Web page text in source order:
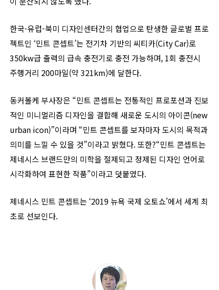
한국-유럽-북미 디자인센터간의 협업으로 탄생한 글로벌 프로
젝트인 ‘민트 콘셉트’는 전기차 기반의 씨티카(City Car)로
350kw급 출력의 급속 충전기로 충전 가능하며, 1회 충전시
주행거리 200마일(약 321km)에 달한다.
동커볼케 부사장은 “민트 콘셉트는 전통적인 프로포션과 진보
적인 미니멀리즘 디자인을 결합해 새로운 도시의 아이콘(new
urban icon)”이라며 “민트 콘셉트를 보자마자 도시의 목적과
의미를 느낄 수 있을 것”이라고 밝혔다. 또한?“민트 콘셉트는
제네시스 브랜드만의 미학을 절제되고 정제된 디자인 언어로
시각화하여 표현한 작품”이라고 덧붙였다.
제네시스 민트 콘셉트는 ‘2019 뉴욕 국제 오토쇼’에서 세계 최
초로 선보인다.